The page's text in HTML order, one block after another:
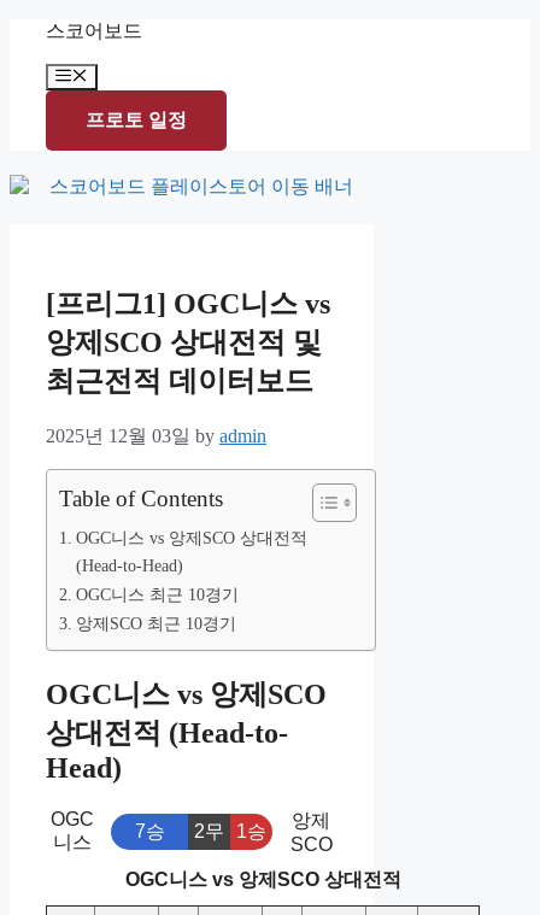
content
스코어보드
Menu
프로토 일정
[프리그1] OGC니스 vs
앙제SCO 상대전적 및
최근전적 데이터보드
2025년 12월 03일 by admin
Table of Contents
OGC니스 vs 앙제SCO 상대전적
(Head-to-Head)
OGC니스 최근 10경기
앙제SCO 최근 10경기
OGC니스 vs 앙제SCO
상대전적 (Head-to-
Head)
OGC
니스
7승 2무 1승
앙제
SCO
OGC니스 vs 앙제SCO 상대전적